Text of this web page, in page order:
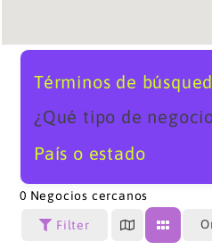
Términos de
¿Qué tipo de
País o estado
0 Negocios cercanos
Filter